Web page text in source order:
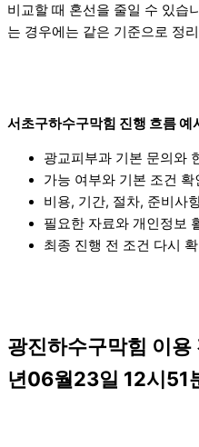
비교할 때 혼선을 줄일 수 있습
는 경우에는 같은 기준으로 정
서초구하수구막힘 진행 흐름
광교피부과 기본 문의와
가능 여부와 기본 조건 확
비용, 기간, 절차, 준비사
필요한 자료와 개인정보
최종 진행 전 조건 다시
광진하수구막힘 이
년06월23일 12시51